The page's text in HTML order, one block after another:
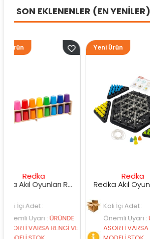
SON EKLENENLER (EN YENİLER)
Redka Akıl Oyunları Renk Dedektifi Oyunu
ÜRÜNDE
RENGİ VE
Redka Akıl Oyunları Strateji Üçgeni Oyunu
Koli İçi Adet :
Önemli Uyarı:ÜRÜNDE
ASORTİ VARSA RENGİ VE
Yeni Ürün